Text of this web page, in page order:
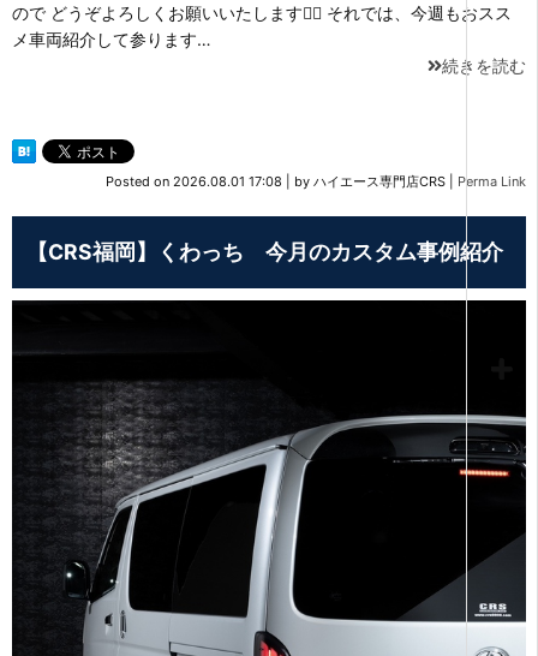
ので どうぞよろしくお願いいたします💁‍♂️ それでは、今週もおスス
メ車両紹介して参ります…
続きを読む
Posted on 2026.08.01 17:08 by ハイエース専門店CRS Perma Link
【CRS福岡】くわっち 今月のカスタム事例紹介